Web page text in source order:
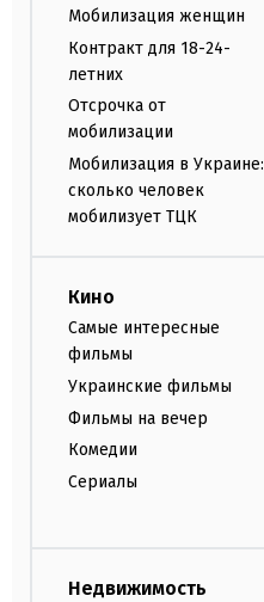
Мобилизация женщин
Контракт для 18-24-
летних
Отсрочка от
мобилизации
Мобилизация в Украине:
сколько человек
мобилизует ТЦК
Кино
Самые интересные
фильмы
Украинские фильмы
Фильмы на вечер
Комедии
Сериалы
Недвижимость